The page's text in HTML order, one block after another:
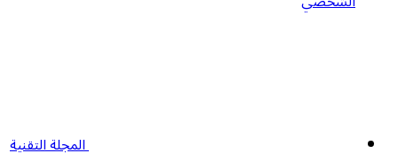
المجلة التقنية